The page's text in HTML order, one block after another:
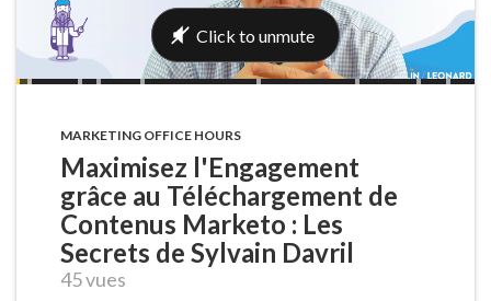
MARKETING OFFICE HOURS
Maximisez l'Engagement
grâce au Téléchargement de
Contenus Marketo : Les
Secrets de Sylvain Davril
45 vues